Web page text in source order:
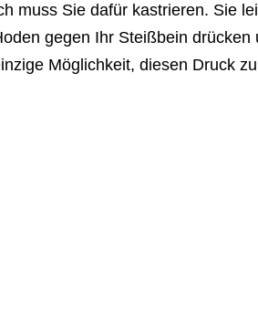
muss Sie dafür kastrieren. Sie
gegen Ihr Steißbein
Möglichkeit, diesen Druck